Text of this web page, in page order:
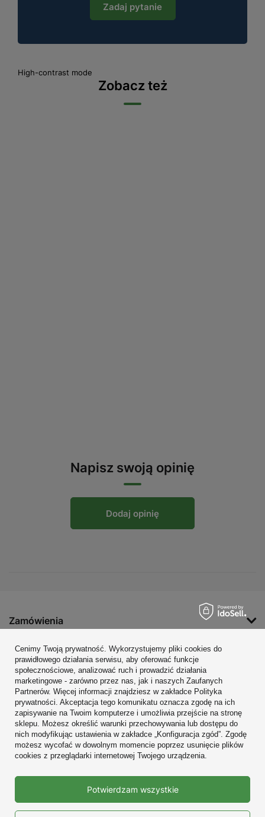
Zadaj pytanie
High-contrast mode
Zobacz też
Napisz swoją opinię
Dodaj opinię
Zamówienia
Regulaminy
Zobacz również
W sklepie prezentujemy ceny brutto (z VAT).
Cenimy Twoją prywatność. Wykorzystujemy pliki cookies do
prawidłowego działania serwisu, aby oferować funkcje
społecznościowe, analizować ruch i prowadzić działania
marketingowe - zarówno przez nas, jak i naszych Zaufanych
Partnerów. Więcej informacji znajdziesz w zakładce Polityka
prywatności. Akceptacja tego komunikatu oznacza zgodę na ich
zapisywanie na Twoim komputerze i umożliwia przejście na stronę
sklepu. Możesz określić warunki przechowywania lub dostępu do
nich modyfikując ustawienia w zakładce „Konfiguracja zgód”. Zgodę
możesz wycofać w dowolnym momencie poprzez usunięcie plików
cookies z przeglądarki internetowej Twojego urządzenia.
Potwierdzam wszystkie